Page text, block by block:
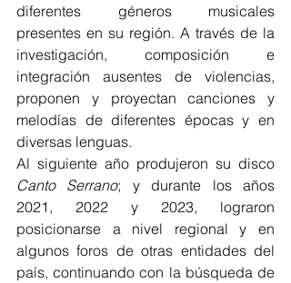
diferentes géneros musicales
presentes en su región. A través de la
investigación, composición e
integración ausentes de violencias,
proponen y proyectan canciones y
melodías de diferentes épocas y en
diversas lenguas.
Canto Serrano; y durante los años
2021, 2022 y 2023, lograron
posicionarse a nivel regional y en
algunos foros de otras entidades del
país, continuando con la búsqueda de